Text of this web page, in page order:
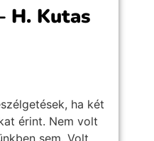
H. Kutas
ha két
érint. Nem volt
sem. Volt